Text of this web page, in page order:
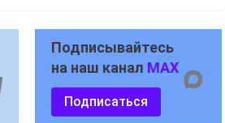
Подписывайтесь
на наш канал MAX
Подписаться